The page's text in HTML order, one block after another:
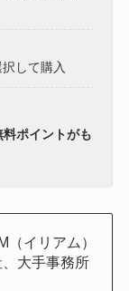
して購入
ポイントがも
（イリアム）
大手事務所